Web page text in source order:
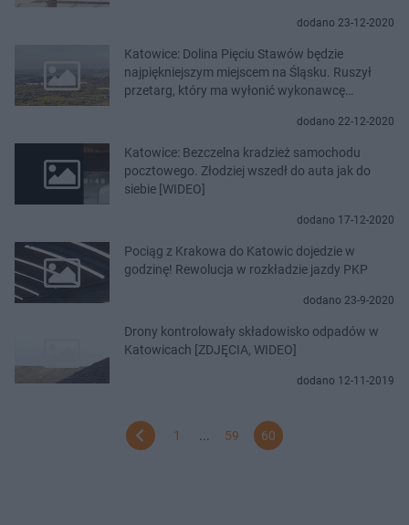
dodano 23-12-2020
Katowice: Dolina Pięciu Stawów będzie
najpiękniejszym miejscem na Śląsku. Ruszył
przetarg, który ma wyłonić wykonawcę
dodano 22-12-2020
Katowice: Bezczelna kradzież samochodu
pocztowego. Złodziej wszedł do auta jak do
siebie [WIDEO]
dodano 17-12-2020
Pociąg z Krakowa do Katowic dojedzie w
godzinę! Rewolucja w rozkładzie jazdy PKP
dodano 23-9-2020
Drony kontrolowały składowisko odpadów w
Katowicach [ZDJĘCIA, WIDEO]
dodano 12-11-2019
1 59 60